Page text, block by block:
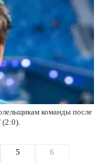
команды после
(2:0).
5 6